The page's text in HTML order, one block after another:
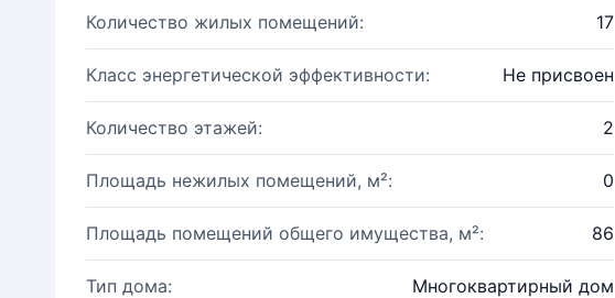
Количество жилых помещений: 17
Класс энергетической эффективности: Не присвоен
Количество этажей: 2
Площадь нежилых помещений, м²: 0
Площадь помещений общего имущества, м²: 86
Тип дома: Многоквартирный дом